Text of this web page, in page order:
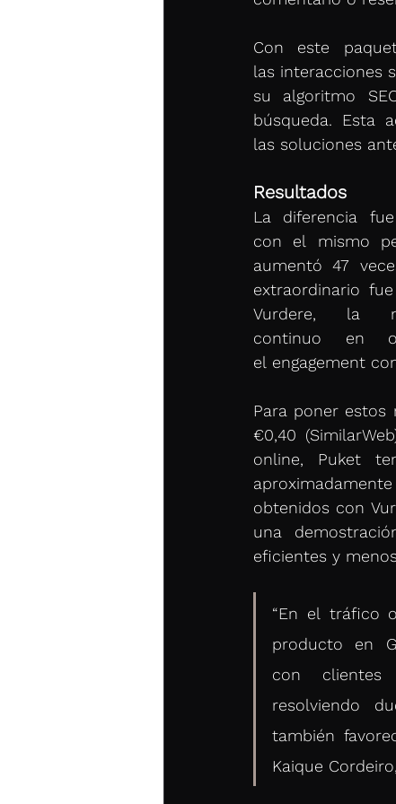
Con este
las interacciones
su algoritmo
búsqueda. Esta
las soluciones
Resultados
La diferencia
con el mismo
aumentó 47
extraordinario
Vurdere, la
continuo en
el engagement
Para poner estos
€0,40
online, Puket
obtenidos con
una
eficientes y
“En el tráfico
producto en
con
resolviendo
también
Kaique